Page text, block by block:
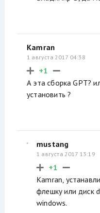
Kamran
1 августа 2017 04:38
+1
А эта сборка GPT?
установить ?
mustang
1 августа 2017 13:19
+1
Kamran,
флешку или диск
windows.